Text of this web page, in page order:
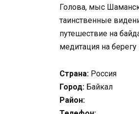
Голова, мыс
таинственные
путешествие на
медитация на
Страна: Россия
Город: Байкал
Район: